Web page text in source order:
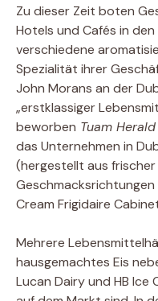
Zu dieser Zeit boten
Hotels und Cafés in
verschiedene
Spezialität ihrer
John Morans an der
„erstklassiger
beworben Tuam Herald
das Unternehmen in
(hergestellt aus frischer
Cream Frigidaire
Mehrere
hausgemachtes Eis
Lucan Dairy und HB Ice